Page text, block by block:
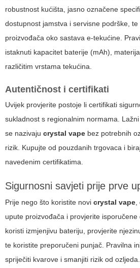
robustnost kućišta, jasno označene
dostupnost jamstva i servisne podrške,
proizvođača oko sastava e-tekućine.
istaknuti kapacitet baterije (mAh),
različitim vrstama tekućina.
Autentičnost i certifikati
Uvijek provjerite postoje li certifikati
sukladnost s regionalnim normama.
se nazivaju crystal vape bez potrebnih
rizik. Kupujte od pouzdanih trgovaca i
navedenim certifikatima.
Sigurnosni savjeti prije prve
Prije nego što koristite novi crystal vape,
upute proizvođača i provjerite isporučene
koristi izmjenjivu bateriju, provjerite
te koristite preporučeni punjač. Pravilna
spriječiti kvarove i smanjiti rizik od ozljeda.